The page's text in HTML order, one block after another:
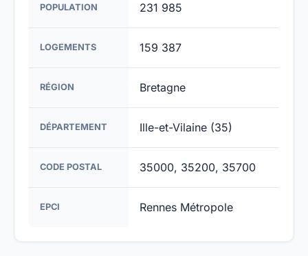
POPULATION 231 985
LOGEMENTS 159 387
RÉGION Bretagne
DÉPARTEMENT Ille-et-Vilaine (35)
CODE POSTAL 35000, 35200, 35700
EPCI Rennes Métropole